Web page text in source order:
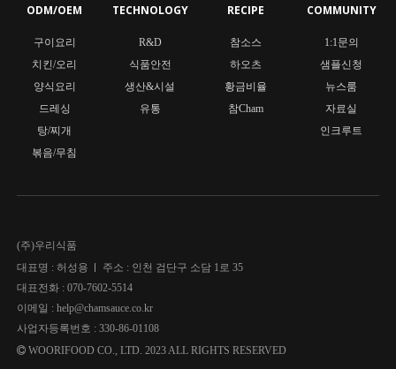
ODM/OEM
구이요리
치킨/오리
양식요리
드레싱
탕/찌개
볶음/무침
TECHNOLOGY
R&D
식품안전
생산&시설
유통
RECIPE
참소스
하오츠
황금비율
참Cham
COMMUNITY
1:1문의
샘플신청
뉴스룸
자료실
인크루트
(주)우리식품
대표명 : 허성용
주소 : 인천 검단구 소담 1로 35
대표전화 : 070-7602-5514
이메일 : help@chamsauce.co.kr
사업자등록번호 : 330-86-01108
WOORIFOOD CO., LTD. 2023 ALL RIGHTS RESERVED